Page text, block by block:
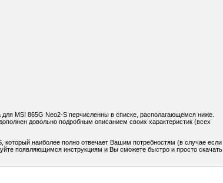
MSI 865G Neo2-S перчисленны в списке, располагающемся ниже.
довольно подробным описанием своих характеристик (всех
наиболее полно отвечает Вашим потребностям (в случае если
появляющимся инструкциям и Вы сможете быстро и просто скачать